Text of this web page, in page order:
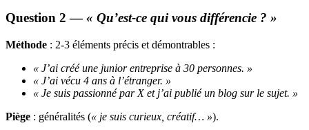
Question 2 —« Qu’est-ce qui vous différencie ? »
Méthode : 2-3 éléments précis et démontrables :
« J’ai créé une junior entreprise à 30 personnes. »
« J’ai vécu 4 ans à l’étranger. »
« Je suis passionné par X et j’ai publié un blog sur le sujet. »
Piège : généralités (« je suis curieux, créatif… »).